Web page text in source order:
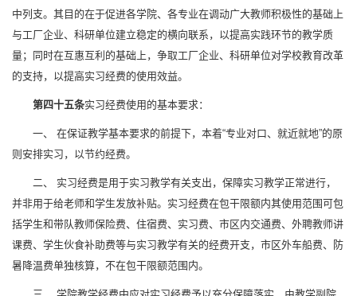
中列支。其目的在于促进各学院、各专业在调动广大教师积极性的基础上
与工厂企业、科研单位建立稳定的横向联系，以提高实践环节的教学质
量；同时在互惠互利的基础上，争取工厂企业、科研单位对学校教育改革
的支持，以提高实习经费的使用效益。
第四十五条实习经费使用的基本要求：
一、 在保证教学基本要求的前提下，本着“专业对口、就近就地”的原
则安排实习，以节约经费。
二、 实习经费是用于实习教学有关支出，保障实习教学正常进行，
并非用于给老师和学生发放补贴。实习经费在包干限额内其使用范围可包
括学生和带队教师保险费、住宿费、实习费、市区内交通费、外聘教师讲
课费、学生伙食补助费等与实习教学有关的经费开支，市区外车船费、防
暑降温费单独核算，不在包干限额范围内。